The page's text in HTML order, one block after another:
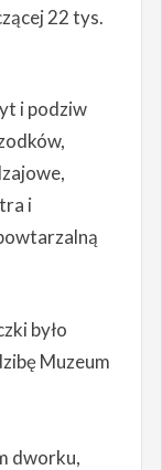
22 tys.
i podziw
i
było
Muzeum
dworku,